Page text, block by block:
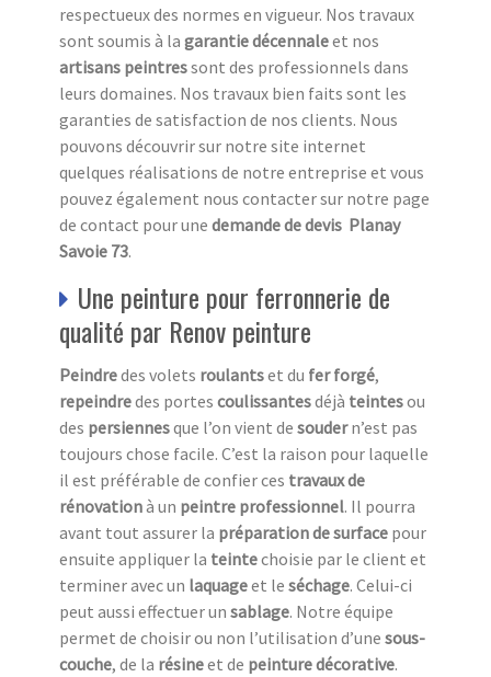
respectueux des normes en vigueur. Nos travaux
sont soumis à la garantie décennaleet nos
artisans peintressont des professionnels dans
leurs domaines. Nos travaux bien faits sont les
garanties de satisfaction de nos clients. Nous
pouvons découvrir sur notre site internet
quelques réalisations de notre entreprise et vous
pouvez également nous contacter sur notre page
de contact pour une demande de devis Planay
Savoie 73.
Une peinture pour ferronnerie de
qualité par Renov peinture
Peindredes volets roulantset du fer forgé,
repeindredes portes coulissantesdéjà teintesou
des persiennesque l’on vient de soudern’est pas
toujours chose facile. C’est la raison pour laquelle
il est préférable de confier ces travaux de
rénovationà un peintre professionnel. Il pourra
avant tout assurer la préparation de surface pour
ensuite appliquer la teintechoisie par le client et
terminer avec un laquageet le séchage. Celui-ci
peut aussi effectuer un sablage. Notre équipe
permet de choisir ou non l’utilisation d’une sous-
couche, de la résineet de peinture décorative.